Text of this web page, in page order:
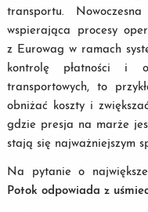
transportu.
wspierająca procesy
z Eurowag w ramach
kontrolę płatności i
transportowych, to
obniżać koszty i
gdzie presja na marże
stają się najważniejszym
Na pytanie o
Potok odpowiada z